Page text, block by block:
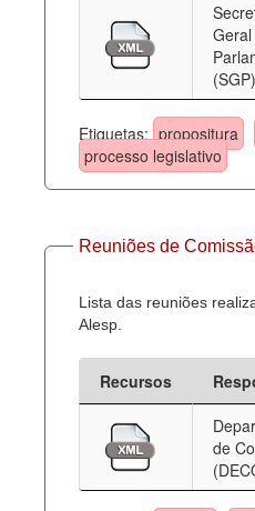
Geral
(SGP)
Etiquetas: propositura
processo legislativo
Reuniões de
Lista das reuniões
Alesp.
Recursos
de